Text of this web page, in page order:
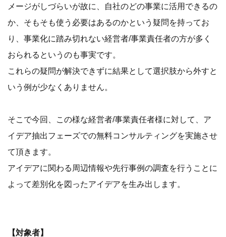
メージがしづらいが故に、自社のどの事業に活用できるの
か、そもそも使う必要はあるのかという疑問を持ってお
り、事業化に踏み切れない経営者/事業責任者の方が多く
おられるというのも事実です。
これらの疑問が解決できずに結果として選択肢から外すと
いう例が少なくありません。
そこで今回、この様な経営者/事業責任者様に対して、ア
イデア抽出フェーズでの無料コンサルティングを実施させ
て頂きます。
アイデアに関わる周辺情報や先行事例の調査を行うことに
よって差別化を図ったアイデアを生み出します。
【対象者】